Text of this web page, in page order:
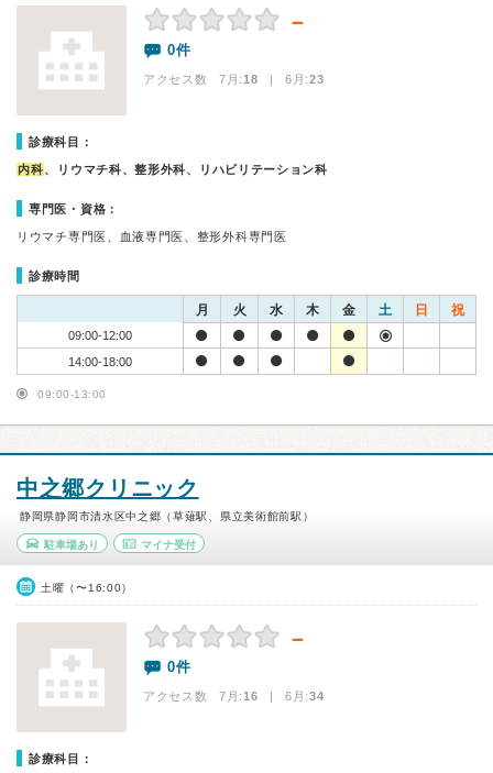
－
0件
アクセス数 7月:18 | 6月:23
診療科目：
内科、リウマチ科、整形外科、リハビリテーション科
専門医・資格：
リウマチ専門医、血液専門医、整形外科専門医
診療時間
月 火 水 木 金 土 日 祝
09:00-12:00
14:00-18:00
09:00-13:00
中之郷クリニック
静岡県静岡市清水区中之郷（草薙駅、県立美術館前駅）
駐車場あり マイナ受付
土曜（〜16:00）
－
0件
アクセス数 7月:16 | 6月:34
診療科目：